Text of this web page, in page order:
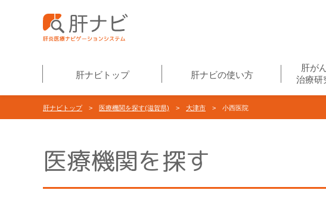
肝ナビトップ 肝ナビの使い方
肝が
治療研
肝ナビトップ> 医療機関を探す(滋賀県) > 大津市 > 小西医院
医療機関を探す